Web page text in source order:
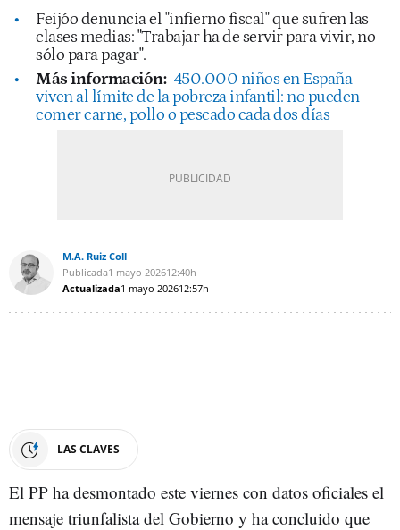
Feijóo denuncia el "infierno fiscal" que sufren las
clases medias: "Trabajar ha de servir para vivir, no
sólo para pagar".
Más información: 450.000 niños en España
viven al límite de la pobreza infantil: no pueden
comer carne, pollo o pescado cada dos días
M.A. Ruiz Coll
Publicada1 mayo 202612:40h
Actualizada1 mayo 202612:57h
LAS CLAVES
El PP ha desmontado este viernes con datos oficiales el
mensaje triunfalista del Gobierno y ha concluido que